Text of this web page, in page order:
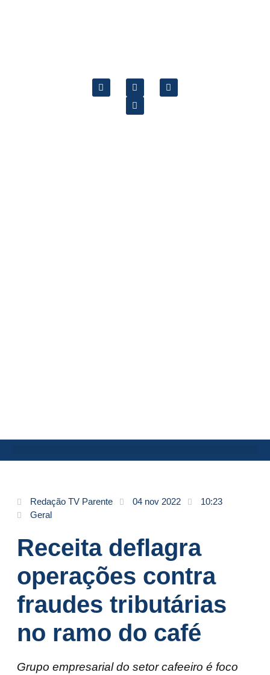
Redação TV Parente 04 nov 2022
10:23
Geral
Receita deflagra
operações contra
fraudes tributárias
no ramo do café
Grupo empresarial do setor cafeeiro é foco